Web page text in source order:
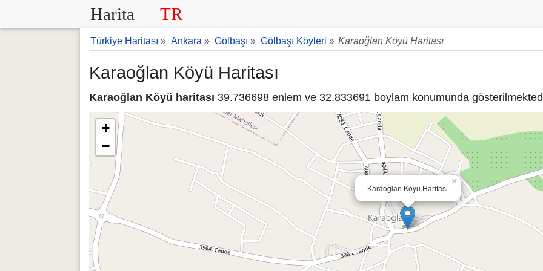
Harita TR
Türkiye Haritası » Ankara » Gölbaşı » Gölbaşı Köyleri » Karaoğlan Köyü Haritası
Karaoğlan Köyü Haritası
Karaoğlan Köyü haritası 39.736698 enlem ve 32.833691 boylam konumunda
Karaoğlan Köyü Haritası
×
+
−